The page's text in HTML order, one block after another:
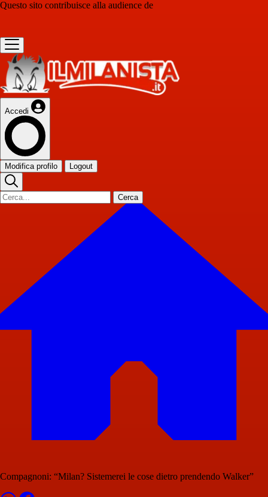
Questo sito contribuisce alla audience de
Accedi
Modifica profilo Logout
Cerca
Compagnoni: “Milan? Sistemerei le cose dietro prendendo Walker”